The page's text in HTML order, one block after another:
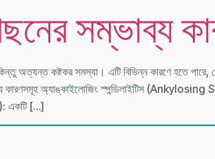
সম্ভাব্য
অত্যন্ত কষ্টকর সমস্যা। এটি বিভিন্ন কারণে হতে পারে,
অ্যাঙ্কাইলোজিং স্পন্ডিলাইটিস (Ankylosing
একটি […]